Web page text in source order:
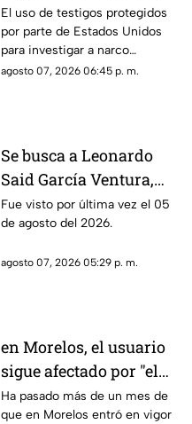
Ayotzinapa y desaforan
a alcaldes
El uso de testigos protegidos
por parte de Estados Unidos
para investigar a narco
políticos ha sido cuestionado
entre ellos Rubén Rocha y
Enrique Inzunza.
agosto 07, 2026 06:45 p. m.
Se busca a Leonardo
Said García Ventura,
desaparecido en
Cuernavaca
Fue visto por última vez el 05
de agosto del 2026.
agosto 07, 2026 05:29 p. m.
en Morelos, el usuario
sigue afectado por "el
tarifazo"
Ha pasado más de un mes de
que en Morelos entró en vigor